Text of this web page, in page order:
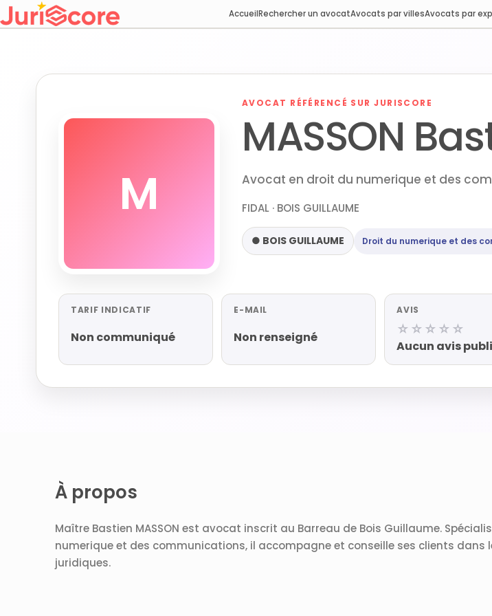
AccueilRechercher un avocatAvocats par villesAvocats par
M
AVOCAT RÉFÉRENCÉ SUR JURISCORE
MASSON
Avocat en droit du numerique et des
FIDAL · BOIS GUILLAUME
● BOIS GUILLAUME Droit du numerique et des
TARIF INDICATIF
Non communiqué
E-MAIL
Non renseigné
AVIS
☆☆☆☆☆
Aucun avis
À propos
Maître Bastien MASSON est avocat inscrit au Barreau de Bois Guillaume.
numerique et des communications, il accompagne et conseille ses clients dans
juridiques.